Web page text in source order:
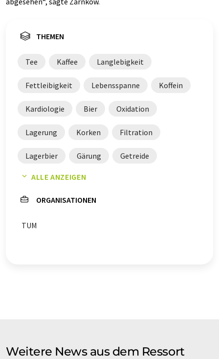
THEMEN
Tee Kaffee Langlebigkeit
Fettleibigkeit Lebensspanne Koffein
Kardiologie Bier Oxidation
Lagerung Korken Filtration
Lagerbier Gärung Getreide
Aromen Fermentation
ALLE ANZEIGEN
ORGANISATIONEN
TUM
Weitere News aus dem Ressort